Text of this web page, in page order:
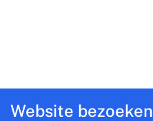
Website bezoeken